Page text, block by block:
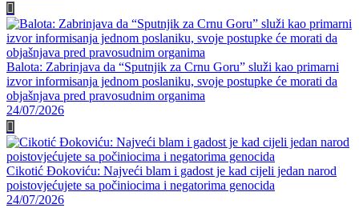
Balota: Zabrinjava da “Sputnjik za Crnu Goru” služi kao primarni
izvor informisanja jednom poslaniku, svoje postupke će morati da
objašnjava pred pravosudnim organima
24/07/2026
Cikotić Đokoviću: Najveći blam i gadost je kad cijeli jedan narod
poistovjećujete sa počiniocima i negatorima genocida
24/07/2026